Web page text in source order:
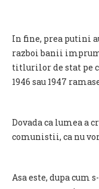
In fine, prea putini
razboi banii
titlurilor de stat pe
1946 sau 1947
Dovada ca lumea a
comunistii, ca nu
Asa este, dupa cum